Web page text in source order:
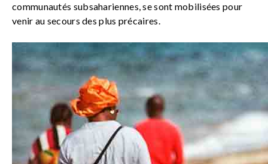
communautés subsahariennes, se sont mobilisées pour
venir au secours des plus précaires.